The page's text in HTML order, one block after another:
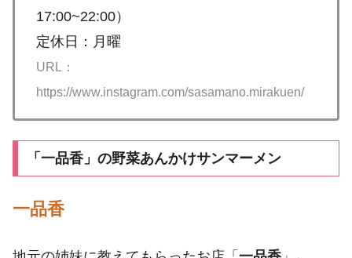
17:00~22:00）
定休日：月曜
URL：
https://www.instagram.com/sasamano.mirakuen/
「一品香」の野菜あんかけサンマーメン
一品香